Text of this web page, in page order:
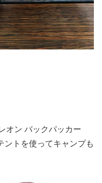
オン バックパッカー
ントを使ってキャンプも